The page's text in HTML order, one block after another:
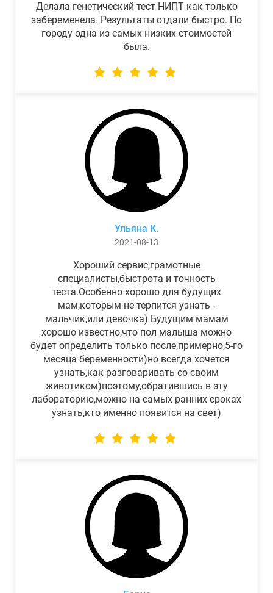
Делала генетический тест НИПТ как только
забеременела. Результаты отдали быстро. По
городу одна из самых низких стоимостей
была.
Ульяна К.
2021-08-13
Хороший сервис,грамотные
специалисты,быстрота и точность
теста.Особенно хорошо для будущих
мам,которым не терпится узнать -
мальчик,или девочка) Будущим мамам
хорошо известно,что пол малыша можно
будет определить только после,примерно,5-го
месяца беременности)но всегда хочется
узнать,как разговаривать со своим
животиком)поэтому,обратившись в эту
лабораторию,можно на самых ранних сроках
узнать,кто именно появится на свет)